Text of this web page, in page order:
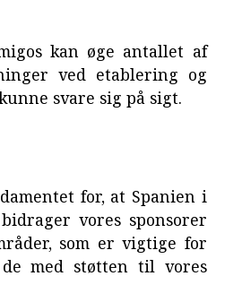
kan øge antallet af
ved etablering og
svare sig på sigt.
for, at Spanien i
vores sponsorer
som er vigtige for
med støtten til vores